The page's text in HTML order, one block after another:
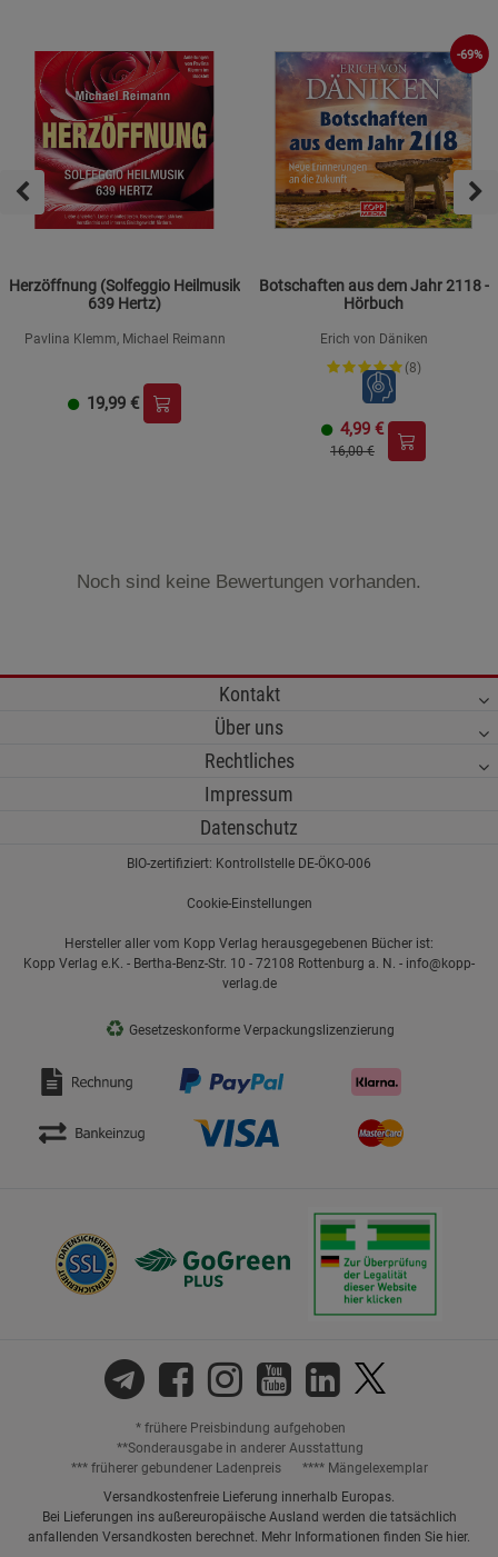
Herzöffnung (Solfeggio Heilmusik
639 Hertz)
Pavlina Klemm, Michael Reimann
19,99 €
-69%
Botschaften aus dem Jahr 2118 -
Hörbuch
Erich von Däniken
(8)
4,99 €
16,00 €
Noch sind keine Bewertungen vorhanden.
Kontakt
Über uns
Rechtliches
Impressum
Datenschutz
BIO-zertifiziert: Kontrollstelle DE-ÖKO-006
Cookie-Einstellungen
Hersteller aller vom Kopp Verlag herausgegebenen Bücher ist:
Kopp Verlag e.K. - Bertha-Benz-Str. 10 - 72108 Rottenburg a. N. - info@kopp-
verlag.de
♻ Gesetzeskonforme Verpackungslizenzierung
* frühere Preisbindung aufgehoben
**Sonderausgabe in anderer Ausstattung
*** früherer gebundener Ladenpreis
**** Mängelexemplar
Versandkostenfreie Lieferung innerhalb Europas.
Bei Lieferungen ins außereuropäische Ausland werden die tatsächlich
anfallenden Versandkosten berechnet. Mehr Informationen finden Sie hier.